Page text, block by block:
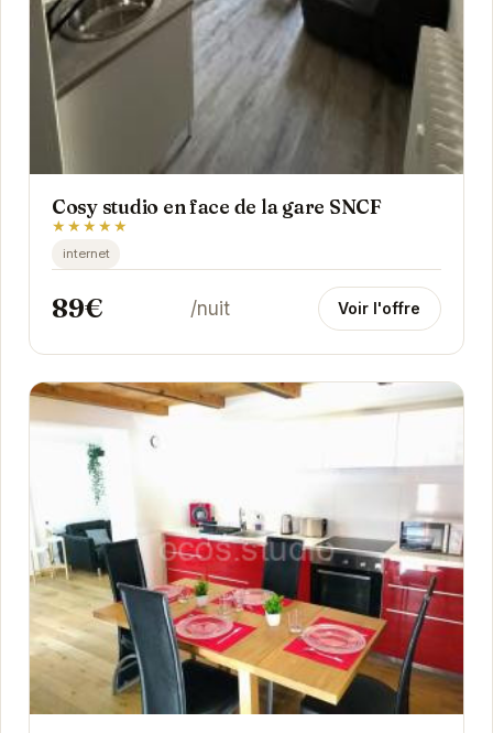
Cosy studio en face de la gare SNCF
★★★★★
internet
89€ /nuit Voir l'offre